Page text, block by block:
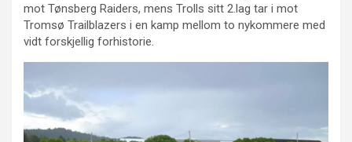
mot Tønsberg Raiders, mens Trolls sitt 2.lag tar i mot
Tromsø Trailblazers i en kamp mellom to nykommere med
vidt forskjellig forhistorie.